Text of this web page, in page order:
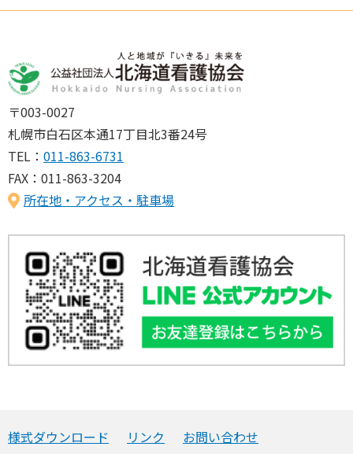
〒003-0027
札幌市白石区本通17丁目北3番24号
TEL： 011-863-6731
FAX：011-863-3204
所在地・アクセス・駐車場
様式ダウンロード リンク お問い合わせ